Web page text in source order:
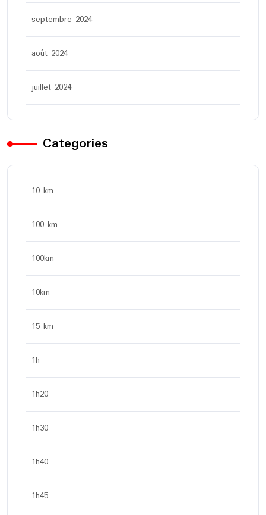
septembre 2024
août 2024
juillet 2024
Categories
10 km
100 km
100km
10km
15 km
1h
1h20
1h30
1h40
1h45